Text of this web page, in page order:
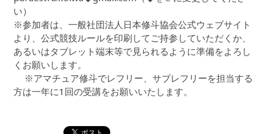
い）
※参加者は、一般社団法人日本修斗協会公式ウェブサイト
より、公式競技ルールを印刷してご持参していただくか、
あるいはタブレット端末等で見られるように準備をよろし
くお願いします。
※アマチュア修斗でレフリー、サブレフリーを担当する
方は一年に1回の受講をお願いいたします。